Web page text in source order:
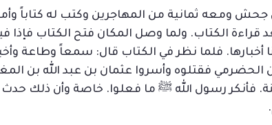
ومعه ثمانية من المهاجرين وكتب له كتاباً وأمره
قراءة الكتاب. ولما وصل المكان فتح الكتاب
فلما نظر في الكتاب قال: سمعاً وطاعة
فقتلوه وأسروا عثمان بن عبد الله بن
فأنكر رسول الله ﷺ ما فعلوا. خاصة وأن ذلك